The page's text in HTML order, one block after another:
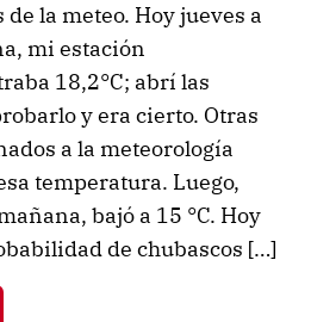
la meteo. Hoy jueves a
mi estación
18,2°C; abrí las
y era cierto. Otras
a la meteorología
temperatura. Luego,
bajó a 15 °C. Hoy
de chubascos […]